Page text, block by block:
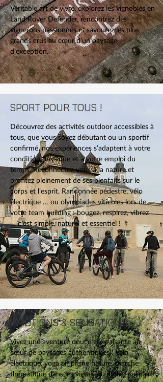
Véritable art de vivre, explorez les vignobles en
Land Rover Defender, rencontrez des
vignerons passionnés et savourez les plus
grands crus au cœur d’un paysage
d’exception.
SPORT POUR TOUS !
Découvrez des activités outdoor accessibles à
tous, que vous soyez débutant ou un sportif
confirmé, nos expériences s’adaptent à votre
condition physique et à votre emploi du
temps. Reconnectez-vous à la nature et
profitez pleinement de ses bienfaits sur le
corps et l’esprit. Randonnée pédestre, vélo
électrique … ou olympiades viticoles lors de
votre team building : bougez, respirez, vibrez
… c’est simple, naturel et essentiel !
ÉMOTIONS & SENSATIONS
Vivez une aventure douce et apaisante au
cœur de paysages authentiques : vélo
électrique, yoga en pleine nature, marche
thématique dans les vignes ou atelier culinaire